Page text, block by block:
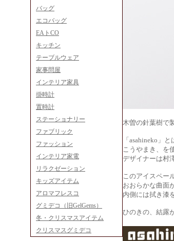
バッグ
エコバッグ
EAトCO
キッチン
テーブルウェア
家事問屋
インテリア家具
掛時計
置時計
ステーショナリー
ファブリック
ファッション
インテリア家電
リラクゼーション
キッズアイテム
アロマフレスコ
グミデコ（旧GelGems）
冬・クリスマスアイテム
クリスマスグミデコ
木曽の針葉樹で
「asahineko」
こうやまき、を
デザイナーは村
このアイスペー
おおらかな曲面
内側には拭き漆
ひのきの、結露